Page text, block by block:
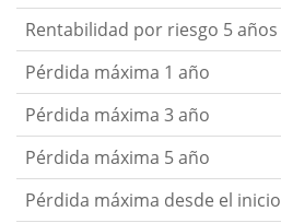
Rentabilidad por riesgo 5 años
Pérdida máxima 1 año
Pérdida máxima 3 año
Pérdida máxima 5 año
Pérdida máxima desde el inicio